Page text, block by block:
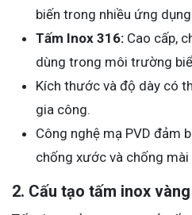
biến trong nhiều ứng
Tấm Inox 316: Cao cấp,
dùng trong môi trường
Kích thước và độ dày có
gia công.
Công nghệ mạ PVD đảm
chống xước và chống
2. Cấu tạo tấm inox